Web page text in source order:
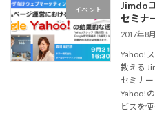
イベント
Jimdo
セミナ
2017年8
Yahoo!
教える
セミナ
Yahoo!
ビスを